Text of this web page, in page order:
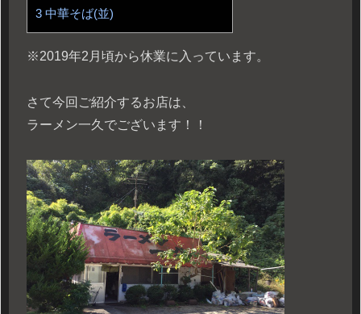
3 中華そば(並)
※2019年2月頃から休業に入っています。
さて今回ご紹介するお店は、
ラーメン一久でございます！！